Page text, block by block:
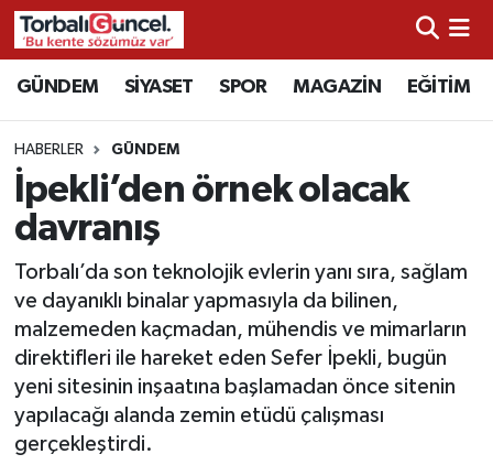
GÜNDEM SİYASET SPOR MAGAZİN EĞİTİM
HABERLER GÜNDEM
İpekli’den örnek olacak
davranış
Torbalı’da son teknolojik evlerin yanı sıra, sağlam
ve dayanıklı binalar yapmasıyla da bilinen,
malzemeden kaçmadan, mühendis ve mimarların
direktifleri ile hareket eden Sefer İpekli, bugün
yeni sitesinin inşaatına başlamadan önce sitenin
yapılacağı alanda zemin etüdü çalışması
gerçekleştirdi.
İzmir Nöbetçi Eczaneler
İzmir Hava Durumu
İzmir Namaz Vakitleri
İzmir Trafik Yoğunluk Haritası
Süper Lig Puan Durumu ve Fikstür
Tüm Manşetler
Son Dakika Haberleri